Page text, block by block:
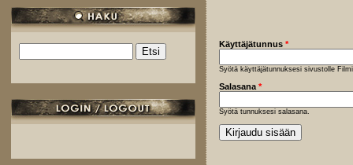
Hakulomake
Käyttäjätunnus *
Syötä käyttäjätunnuksesi sivustolle
Salasana *
Syötä tunnuksesi salasana.